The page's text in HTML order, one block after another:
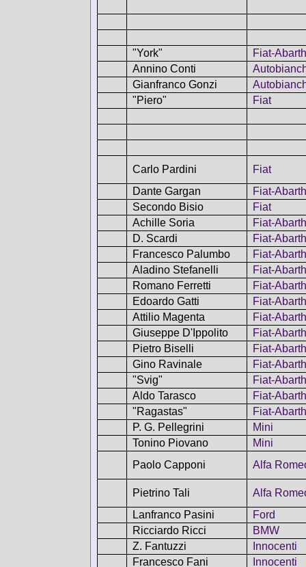
"York"
Fiat-Abarth
Annino Conti
Gianfranco Gonzi
"Piero"
Fiat
Carlo Pardini
Fiat
Dante Gargan
Fiat-Abarth
Secondo Bisio
Fiat
Achille Soria
Fiat-Abarth
D. Scardi
Fiat-Abarth
Francesco Palumbo
Fiat-Abarth
Aladino Stefanelli
Fiat-Abarth
Romano Ferretti
Fiat-Abarth
Edoardo Gatti
Fiat-Abarth
Attilio Magenta
Fiat-Abarth
Giuseppe D'Ippolito
Fiat-Abarth
Pietro Biselli
Fiat-Abarth
Gino Ravinale
Fiat-Abarth
"Svig"
Fiat-Abarth
Aldo Tarasco
Fiat-Abarth
"Ragastas"
Fiat-Abarth
P. G. Pellegrini
Mini
Tonino Piovano
Mini
Paolo Capponi
Alfa
Pietrino Tali
Alfa
Lanfranco Pasini
Ford
Ricciardo Ricci
BMW
Z. Fantuzzi
Innocenti
Francesco Fani
Innocenti